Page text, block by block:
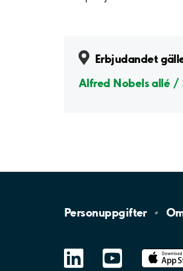
Erbjudandet
Alfred Nobels allé /
Personuppgifter